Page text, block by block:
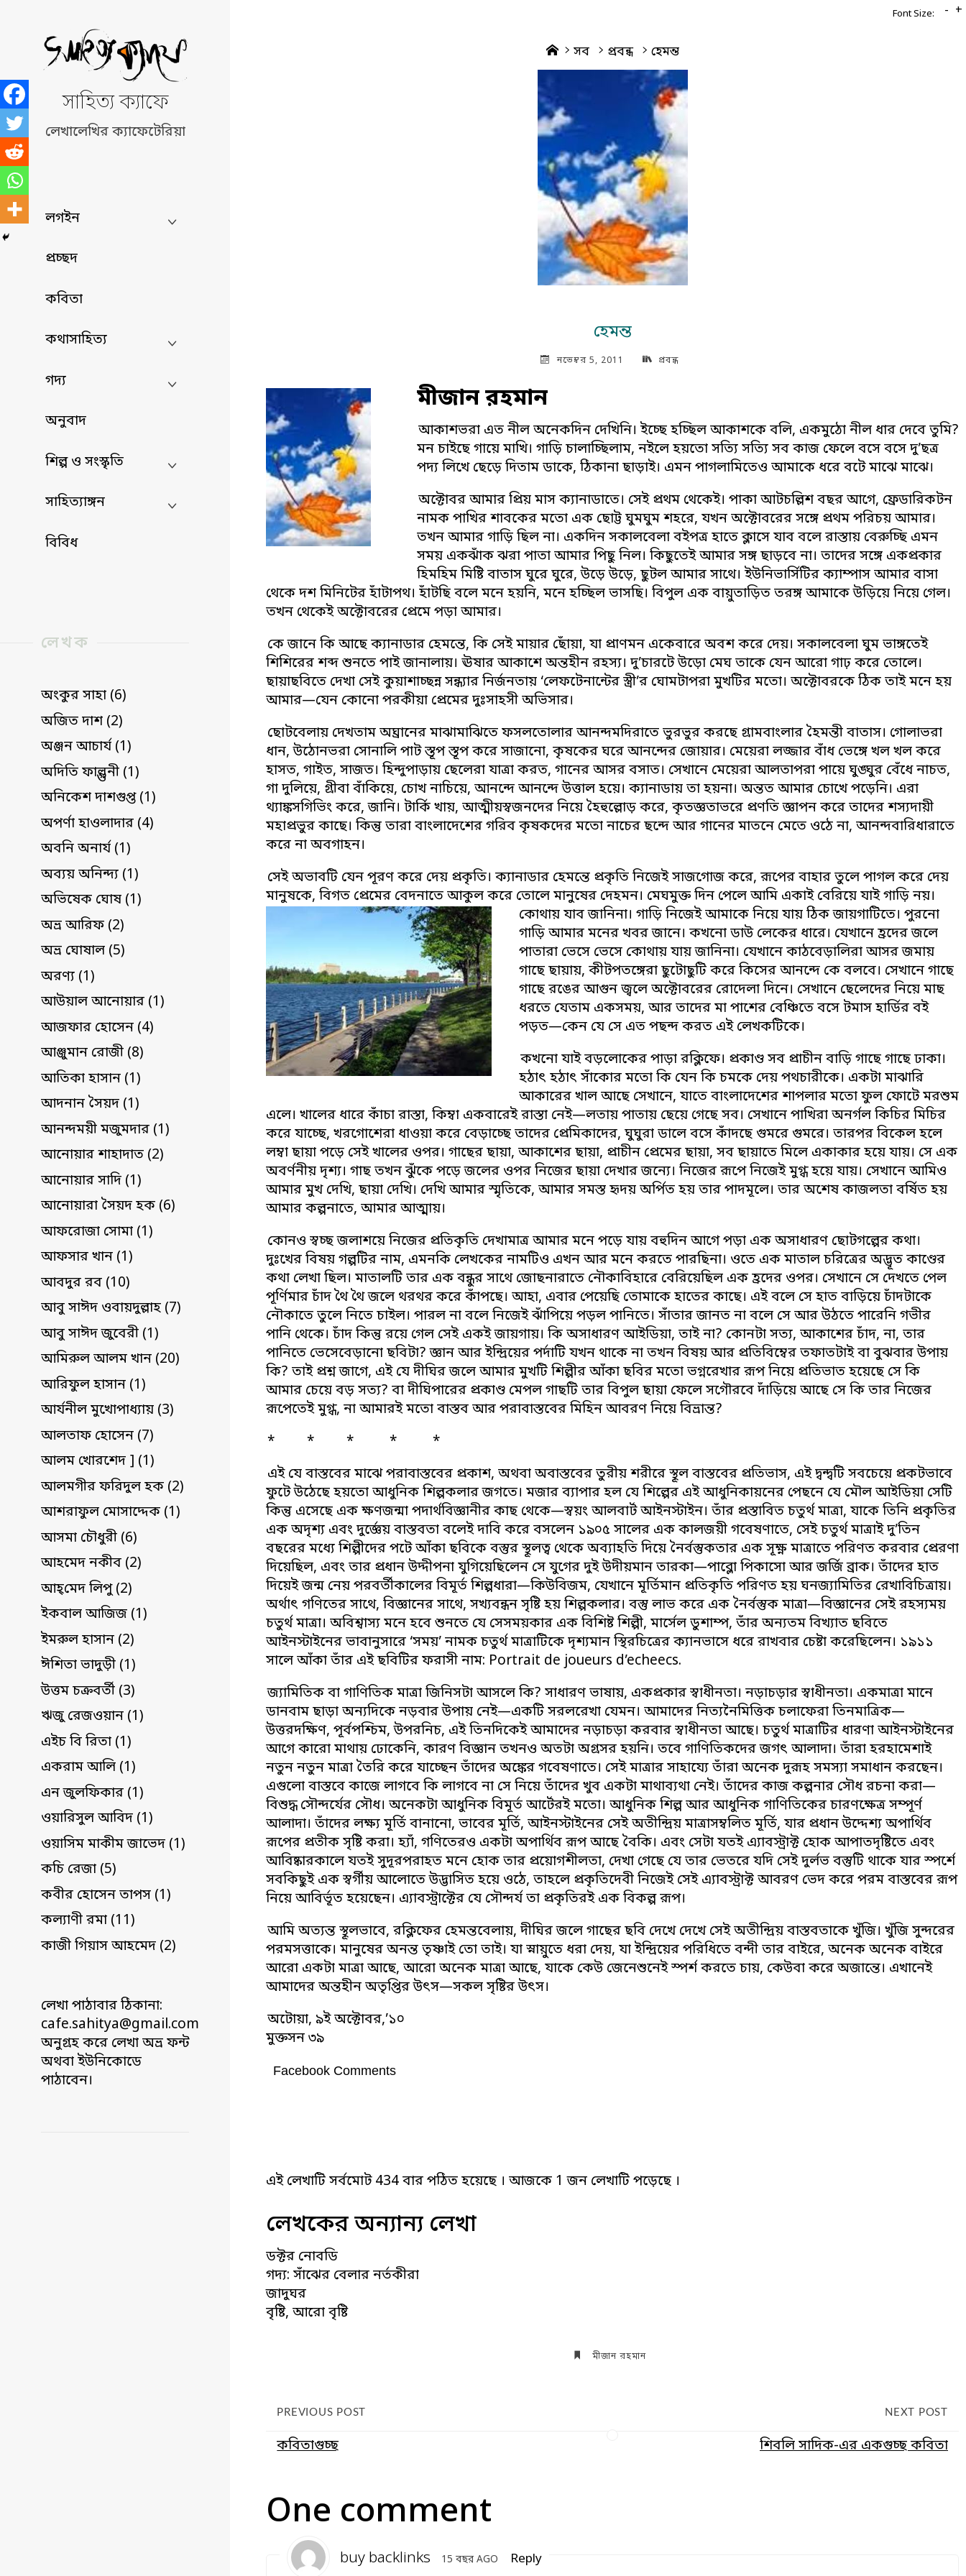
content
সাহিত্য ক্যাফে
লেখালেখির ক্যাফেটেরিয়া
লগইন
প্রচ্ছদ
কবিতা
কথাসাহিত্য
গদ্য
অনুবাদ
শিল্প ও সংস্কৃতি
সাহিত্যাঙ্গন
বিবিধ
লেখক
অংকুর সাহা (6)
অজিত দাশ (2)
অঞ্জন আচার্য (1)
অদিতি ফাল্গুনী (1)
অনিকেশ দাশগুপ্ত (1)
অপর্ণা হাওলাদার (4)
অবনি অনার্য (1)
অব্যয় অনিন্দ্য (1)
অভিষেক ঘোষ (1)
অভ্র আরিফ (2)
অভ্র ঘোষাল (5)
অরণ্য (1)
আউয়াল আনোয়ার (1)
আজফার হোসেন (4)
আঞ্জুমান রোজী (8)
আতিকা হাসান (1)
আদনান সৈয়দ (1)
আনন্দময়ী মজুমদার (1)
আনোয়ার শাহাদাত (2)
আনোয়ার সাদি (1)
আনোয়ারা সৈয়দ হক (6)
আফরোজা সোমা (1)
আফসার খান (1)
আবদুর রব (10)
আবু সাঈদ ওবায়দুল্লাহ (7)
আবু সাঈদ জুবেরী (1)
আমিরুল আলম খান (20)
আরিফুল হাসান (1)
আর্যনীল মুখোপাধ্যায় (3)
আলতাফ হোসেন (7)
আলম খোরশেদ ] (1)
আলমগীর ফরিদুল হক (2)
আশরাফুল মোসাদ্দেক (1)
আসমা চৌধুরী (6)
আহমেদ নকীব (2)
আহ্‌মেদ লিপু (2)
ইকবাল আজিজ (1)
ইমরুল হাসান (2)
ঈশিতা ভাদুড়ী (1)
উত্তম চক্রবর্তী (3)
ঋজু রেজওয়ান (1)
এইচ বি রিতা (1)
একরাম আলি (1)
এন জুলফিকার (1)
ওয়ারিসুল আবিদ (1)
ওয়াসিম মাকীম জাভেদ (1)
কচি রেজা (5)
কবীর হোসেন তাপস (1)
কল্যাণী রমা (11)
কাজী গিয়াস আহমেদ (2)
লেখা পাঠাবার ঠিকানা:
cafe.sahitya@gmail.com
অনুগ্রহ করে লেখা অভ্র ফন্ট
অথবা ইউনিকোডে
পাঠাবেন।
Home
সব প্রবন্ধ হেমন্ত
হেমন্ত
নভেম্বর 5, 2011 প্রবন্ধ
মীজান রহমান
আকাশভরা এত নীল অনেকদিন দেখিনি। ইচ্ছে হচ্ছিল আকাশকে বলি, একমুঠো নীল ধার দেবে তুমি?
মন চাইছে গায়ে মাখি। গাড়ি চালাচ্ছিলাম, নইলে হয়তো সত্যি সত্যি সব কাজ ফেলে বসে বসে দু’ছত্র
পদ্য লিখে ছেড়ে দিতাম ডাকে, ঠিকানা ছাড়াই। এমন পাগলামিতেও আমাকে ধরে বটে মাঝে মাঝে।
অক্টোবর আমার প্রিয় মাস ক্যানাডাতে। সেই প্রথম থেকেই। পাকা আটচল্লিশ বছর আগে, ফ্রেডারিকটন
নামক পাখির শাবকের মতো এক ছোট্ট ঘুমঘুম শহরে, যখন অক্টোবরের সঙ্গে প্রথম পরিচয় আমার।
তখন আমার গাড়ি ছিল না। একদিন সকালবেলা বইপত্র হাতে ক্লাসে যাব বলে রাস্তায় বেরুচ্ছি এমন
সময় একঝাঁক ঝরা পাতা আমার পিছু নিল। কিছুতেই আমার সঙ্গ ছাড়বে না। তাদের সঙ্গে একপ্রকার
হিমহিম মিষ্টি বাতাস ঘুরে ঘুরে, উড়ে উড়ে, ছুটল আমার সাথে। ইউনিভার্সিটির ক্যাম্পাস আমার বাসা
থেকে দশ মিনিটের হাঁটাপথ। হাঁটছি বলে মনে হয়নি, মনে হচ্ছিল ভাসছি। বিপুল এক বায়ুতাড়িত তরঙ্গ আমাকে উড়িয়ে নিয়ে গেল।
তখন থেকেই অক্টোবরের প্রেমে পড়া আমার।
কে জানে কি আছে ক্যানাডার হেমন্তে, কি সেই মায়ার ছোঁয়া, যা প্রাণমন একেবারে অবশ করে দেয়। সকালবেলা ঘুম ভাঙ্গতেই
শিশিরের শব্দ শুনতে পাই জানালায়। ঊষার আকাশে অন্তহীন রহস্য। দু’চারটে উড়ো মেঘ তাকে যেন আরো গাঢ় করে তোলে।
ছায়াছবিতে দেখা সেই কুয়াশাচ্ছন্ন সন্ধ্যার নির্জনতায় ‘লেফটেনান্টের স্ত্রী’র ঘোমটাপরা মুখটির মতো। অক্টোবরকে ঠিক তাই মনে হয়
আমার—যেন কোনো পরকীয়া প্রেমের দুঃসাহসী অভিসার।
ছোটবেলায় দেখতাম অঘ্রানের মাঝামাঝিতে ফসলতোলার আনন্দমদিরাতে ভুরভুর করছে গ্রামবাংলার হৈমন্তী বাতাস। গোলাভরা
ধান, উঠোনভরা সোনালি পাট স্তূপ স্তূপ করে সাজানো, কৃষকের ঘরে আনন্দের জোয়ার। মেয়েরা লজ্জার বাঁধ ভেঙ্গে খল খল করে
হাসত, গাইত, সাজত। হিন্দুপাড়ায় ছেলেরা যাত্রা করত, গানের আসর বসাত। সেখানে মেয়েরা আলতাপরা পায়ে ঘুঙ্ঘুর বেঁধে নাচত,
গা দুলিয়ে, গ্রীবা বাঁকিয়ে, চোখ নাচিয়ে, আনন্দে আনন্দে উত্তাল হয়ে। ক্যানাডায় তা হয়না। অন্তত আমার চোখে পড়েনি। এরা
থ্যাঙ্কসগিভিং করে, জানি। টার্কি খায়, আত্মীয়স্বজনদের নিয়ে হৈহুল্লোড় করে, কৃতজ্ঞতাভরে প্রণতি জ্ঞাপন করে তাদের শস্যদায়ী
মহাপ্রভুর কাছে। কিন্তু তারা বাংলাদেশের গরিব কৃষকদের মতো নাচের ছন্দে আর গানের মাতনে মেতে ওঠে না, আনন্দবারিধারাতে
করে না অবগাহন।
সেই অভাবটি যেন পূরণ করে দেয় প্রকৃতি। ক্যানাডার হেমন্তে প্রকৃতি নিজেই সাজগোজ করে, রূপের বাহার তুলে পাগল করে দেয়
মানুষকে, বিগত প্রেমের বেদনাতে আকুল করে তোলে মানুষের দেহমন। মেঘমুক্ত দিন পেলে আমি একাই বেরিয়ে যাই গাড়ি নয়।
কোথায় যাব জানিনা। গাড়ি নিজেই আমাকে নিয়ে যায় ঠিকজায়গাটিতে। পুরনো
গাড়ি আমার মনের খবর জানে। কখনো ডাউ লেকের ধারে। যেখানে হ্রদের জলে
পাতারা ভেসে ভেসে কোথায় যায় জানিনা। যেখানে কাঠবেড়ালিরা আসর জমায়
গাছে ছায়ায়, কীটপতঙ্গেরা ছুটোছুটি করে কিসের আনন্দে কে বলবে। সেখানে গাছে
গাছে রঙের আগুন জ্বলে অক্টোবরের রোদেলা দিনে। সেখানে ছেলেদের নিয়ে মাছ
ধরতে যেতাম একসময়, আর তাদের মা পাশের বেঞ্চিতে বসে টমাস হার্ডির বই
পড়ত—কেন যে সে এত পছন্দ করত এই লেখকটিকে।
কখনো যাই বড়লোকের পাড়া রক্লিফে। প্রকাণ্ড সব প্রাচীন বাড়ি গাছে গাছে ঢাকা।
হঠাৎ হঠাৎ সাঁকোর মতো কি যেন কি চমকে দেয় পথচারীকে। একটা মাঝারি
আকারের খাল আছে সেখানে, যাতে বাংলাদেশের শাপলার মতো ফুল ফোটে মরশুম
এলে। খালের ধারে কাঁচা রাস্তা, কিম্বা একবারেই রাস্তা নেই—লতায় পাতায় ছেয়ে গেছে সব। সেখানে পাখিরা অনর্গল কিচির মিচির
করে যাচ্ছে, খরগোশেরা ধাওয়া করে বেড়াচ্ছে তাদের প্রেমিকাদের, ঘুঘুরা ডালে বসে কাঁদছে গুমরে গুমরে। তারপর বিকেল হলে
লম্বা ছায়া পড়ে সেই খালের ওপর। গাছের ছায়া, আকাশের ছায়া, প্রাচীন প্রেমের ছায়া, সব ছায়াতে মিলে একাকার হয়ে যায়। সে এক
অবর্ণনীয় দৃশ্য। গাছ তখন ঝুঁকে পড়ে জলের ওপর নিজের ছায়া দেখার জন্যে। নিজের রূপে নিজেই মুগ্ধ হয়ে যায়। সেখানে আমিও
আমার মুখ দেখি, ছায়া দেখি। দেখি আমার স্মৃতিকে, আমার সমস্ত হৃদয় অর্পিত হয় তার পাদমূলে। তার অশেষ কাজলতা বর্ষিত হয়
আমার কল্পনাতে, আমার আত্মায়।
কোনও স্বচ্ছ জলাশয়ে নিজের প্রতিকৃতি দেখামাত্র আমার মনে পড়ে যায় বহুদিন আগে পড়া এক অসাধারণ ছোটগল্পের কথা।
দুঃখের বিষয় গল্পটির নাম, এমনকি লেখকের নামটিও এখন আর মনে করতে পারছিনা। ওতে এক মাতাল চরিত্রের অদ্ভূত কাণ্ডের
কথা লেখা ছিল। মাতালটি তার এক বন্ধুর সাথে জোছনারাতে নৌকাবিহারে বেরিয়েছিল এক হ্রদের ওপর। সেখানে সে দেখতে পেল
পূর্ণিমার চাঁদ থৈ থৈ জলে থরথর করে কাঁপছে। আহা, এবার পেয়েছি তোমাকে হাতের কাছে। এই বলে সে হাত বাড়িয়ে চাঁদটাকে
নৌকাতে তুলে নিতে চাইল। পারল না বলে নিজেই ঝাঁপিয়ে পড়ল পানিতে। সাঁতার জানত না বলে সে আর উঠতে পারেনি গভীর
পানি থেকে। চাঁদ কিন্তু রয়ে গেল সেই একই জায়গায়। কি অসাধারণ আইডিয়া, তাই না? কোনটা সত্য, আকাশের চাঁদ, না, তার
পানিতে ভেসেবেড়ানো ছবিটা? জ্ঞান আর ইন্দ্রিয়ের পর্দাটি যখন থাকে না তখন বিষয় আর প্রতিবিম্বের তফাতটাই বা বুঝবার উপায়
কি? তাই প্রশ্ন জাগে, এই যে দীঘির জলে আমার মুখটি শিল্পীর আঁকা ছবির মতো ভগ্নরেখার রূপ নিয়ে প্রতিভাত হয়েছে সে কি
আমার চেয়ে বড় সত্য? বা দীঘিপারের প্রকাণ্ড মেপল গাছটি তার বিপুল ছায়া ফেলে সগৌরবে দাঁড়িয়ে আছে সে কি তার নিজের
রূপেতেই মুগ্ধ, না আমারই মতো বাস্তব আর পরাবাস্তবের মিহিন আবরণ নিয়ে বিভ্রান্ত?
* * * * *
এই যে বাস্তবের মাঝে পরাবাস্তবের প্রকাশ, অথবা অবাস্তবের তুরীয় শরীরে স্থূল বাস্তবের প্রতিভাস, এই দ্বন্দ্বটি সবচেয়ে প্রকটভাবে
ফুটে উঠেছে হয়তো আধুনিক শিল্পকলার জগতে। মজার ব্যাপার হল যে শিল্পের এই আধুনিকায়নের পেছনে যে মৌল আইডিয়া সেটি
কিন্তু এসেছে এক ক্ষণজন্মা পদার্থবিজ্ঞানীর কাছ থেকে—স্বয়ং আলবার্ট আইনস্টাইন। তাঁর প্রস্তাবিত চতুর্থ মাত্রা, যাকে তিনি প্রকৃতির
এক অদৃশ্য এবং দুর্জ্ঞেয় বাস্তবতা বলেই দাবি করে বসলেন ১৯০৫ সালের এক কালজয়ী গবেষণাতে, সেই চতুর্থ মাত্রাই দু’তিন
বছরের মধ্যে শিল্পীদের পটে আঁকা ছবিকে বস্তুর স্থূলত্ব থেকে অব্যাহতি দিয়ে নৈর্বস্তুকতার এক সূক্ষ্ণ মাত্রাতে পরিণত করবার প্রেরণা
দিয়েছিল, এবং তার প্রধান উদ্দীপনা যুগিয়েছিলেন সে যুগের দুই উদীয়মান তারকা—পাব্লো পিকাসো আর জর্জি ব্রাক। তাঁদের হাত
দিয়েই জন্ম নেয় পরবর্তীকালের বিমূর্ত শিল্পধারা—কিউবিজম, যেখানে মূর্তিমান প্রতিকৃতি পরিণত হয় ঘনজ্যামিতির রেখাবিচিত্রায়।
অর্থাৎ গণিতের সাথে, বিজ্ঞানের সাথে, সখ্যবন্ধন সৃষ্টি হয় শিল্পকলার। বস্তু লাভ করে এক নৈর্বস্তুক মাত্রা—বিজ্ঞানের সেই রহস্যময়
চতুর্থ মাত্রা। অবিশ্বাস্য মনে হবে শুনতে যে সেসময়কার এক বিশিষ্ট শিল্পী, মার্সেল ডুশাম্প, তাঁর অন্যতম বিখ্যাত ছবিতে
আইনস্টাইনের ভাবানুসারে ‘সময়’ নামক চতুর্থ মাত্রাটিকে দৃশ্যমান স্থিরচিত্রের ক্যানভাসে ধরে রাখবার চেষ্টা করেছিলেন। ১৯১১
সালে আঁকা তাঁর এই ছবিটির ফরাসী নাম: Portrait de joueurs d’echeecs.
জ্যামিতিক বা গাণিতিক মাত্রা জিনিসটা আসলে কি? সাধারণ ভাষায়, একপ্রকার স্বাধীনতা। নড়াচড়ার স্বাধীনতা। একমাত্রা মানে
ডানবাম ছাড়া অন্যদিকে নড়বার উপায় নেই—একটি সরলরেখা যেমন। আমাদের নিত্যনৈমিত্তিক চলাফেরা তিনমাত্রিক—
উত্তরদক্ষিণ, পূর্বপশ্চিম, উপরনিচ, এই তিনদিকেই আমাদের নড়াচড়া করবার স্বাধীনতা আছে। চতুর্থ মাত্রাটির ধারণা আইনস্টাইনের
আগে কারো মাথায় ঢোকেনি, কারণ বিজ্ঞান তখনও অতটা অগ্রসর হয়নি। তবে গাণিতিকদের জগৎ আলাদা। তাঁরা হরহামেশাই
নতুন নতুন মাত্রা তৈরি করে যাচ্ছেন তাঁদের অঙ্কের গবেষণাতে। সেই মাত্রার সাহায্যে তাঁরা অনেক দুরূহ সমস্যা সমাধান করছেন।
এগুলো বাস্তবে কাজে লাগবে কি লাগবে না সে নিয়ে তাঁদের খুব একটা মাথাব্যথা নেই। তাঁদের কাজ কল্পনার সৌধ রচনা করা—
বিশুদ্ধ সৌন্দর্যের সৌধ। অনেকটা আধুনিক বিমূর্ত আর্টেরই মতো। আধুনিক শিল্প আর আধুনিক গাণিতিকের চারণক্ষেত্র সম্পূর্ণ
আলাদা। তাঁদের লক্ষ্য মূর্তি বানানো, ভাবের মূর্তি, আইনস্টাইনের সেই অতীন্দ্রিয় মাত্রাসম্বলিত মূর্তি, যার প্রধান উদ্দেশ্য অপার্থিব
রূপের প্রতীক সৃষ্টি করা। হ্যাঁ, গণিতেরও একটা অপার্থিব রূপ আছে বৈকি। এবং সেটা যতই এ্যাবস্ট্রাক্ট হোক আপাতদৃষ্টিতে এবং
আবিষ্কারকালে যতই সুদূরপরাহত মনে হোক তার প্রয়োগশীলতা, দেখা গেছে যে তার ভেতরে যদি সেই দুর্লভ বস্তুটি থাকে যার স্পর্শে
সবকিছুই এক স্বর্গীয় আলোতে উদ্ভাসিত হয়ে ওঠে, তাহলে প্রকৃতিদেবী নিজেই সেই এ্যাবস্ট্রাক্ট আবরণ ভেদ করে পরম বাস্তবের রূপ
নিয়ে আবির্ভূত হয়েছেন। এ্যাবস্ট্রাক্টের যে সৌন্দর্য তা প্রকৃতিরই এক বিকল্প রূপ।
আমি অত্যন্ত স্থূলভাবে, রক্লিফের হেমন্তবেলায়, দীঘির জলে গাছের ছবি দেখে দেখে সেই অতীন্দ্রিয় বাস্তবতাকে খুঁজি। খুঁজি সুন্দরের
পরমসত্তাকে। মানুষের অনন্ত তৃষ্ণাই তো তাই। যা স্নায়ুতে ধরা দেয়, যা ইন্দ্রিয়ের পরিধিতে বন্দী তার বাইরে, অনেক অনেক বাইরে
আরো একটা মাত্রা আছে, আরো অনেক মাত্রা আছে, যাকে কেউ জেনেশুনেই স্পর্শ করতে চায়, কেউবা করে অজান্তে। এখানেই
আমাদের অন্তহীন অতৃপ্তির উৎস—সকল সৃষ্টির উৎস।
অটোয়া, ৯ই অক্টোবর,’১০
মুক্তসন ৩৯
Facebook Comments
এই লেখাটি সর্বমোট 434 বার পঠিত হয়েছে । আজকে 1 জন লেখাটি পড়েছে ।
লেখকের অন্যান্য লেখা
ডক্টর নোবডি
গদ্য: সাঁঝের বেলার নর্তকীরা
জাদুঘর
বৃষ্টি, আরো বৃষ্টি
মীজান রহমান
PREVIOUS POST
কবিতাগুচ্ছ
NEXT POST
শিবলি সাদিক-এর একগুচ্ছ কবিতা
One comment
buy backlinks 15 বছর AGO Reply
Font Size: - +